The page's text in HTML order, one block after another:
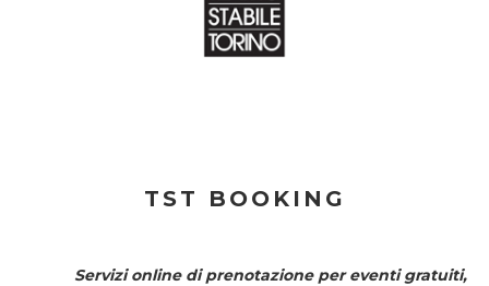
TST BOOKING
Servizi online di prenotazione per eventi gratuiti,